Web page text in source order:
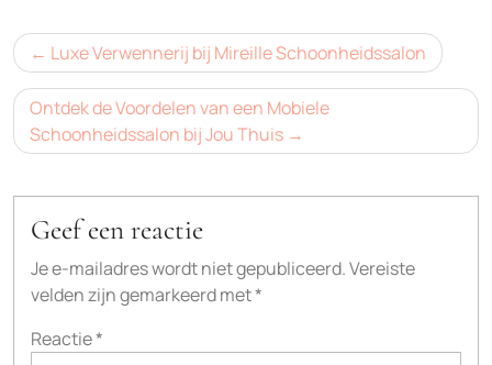
Bericht
navigatie
Luxe Verwennerij bij Mireille Schoonheidssalon
Ontdek de Voordelen van een Mobiele
Schoonheidssalon bij Jou Thuis
Geef een reactie
Je e-mailadres wordt niet gepubliceerd.Vereiste
velden zijn gemarkeerd met*
Reactie*